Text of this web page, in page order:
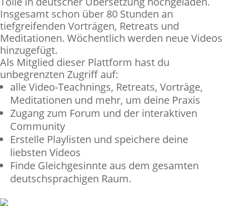
Insgesamt schon über 80 Stunden an
tiefgreifenden Vorträgen, Retreats und
Meditationen. Wöchentlich werden neue Videos
hinzugefügt.
Als Mitglied dieser Plattform hast du
unbegrenzten Zugriff auf:
alle Video-Teachnings, Retreats, Vorträge,
Meditationen und mehr, um deine Praxis
Zugang zum Forum und der interaktiven
Community
Erstelle Playlisten und speichere deine
liebsten Videos
Finde Gleichgesinnte aus dem gesamten
deutschsprachigen Raum.